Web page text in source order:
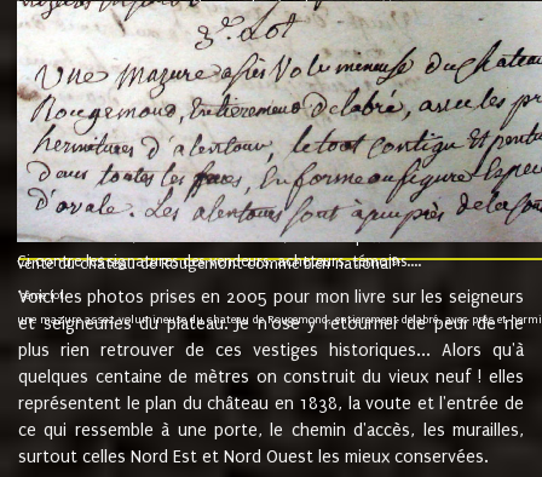
"l'an mil six cent soixante treze le ving neuvième jour du mois de
nommé fut présent Messire Claude Guillaume de Moyriat chevalier baron
vend, purement simplement et irrevocablement a monseigneur monsieur
et chavannes conseiller du roy au parlement de Bourgogne, present et
que le dit seigneur Baron de la Vellière a sur ses hommes, indivisables et
de la Velliere tout ainsi et comme le dit seigneur Baron et ses
présent......"
suivent les rentes, donation des terriers, etc... au prix de 880 livre louis
Ci contre les signatures des vendeurs, acheteurs, témoins....
vente du château de Rougemont comme bien national9.
"3ème lot
une mazure assez volumineuse du chateau de Rougemond, entierement delabré, avec près et
Voici les photos prises en 2005 pour mon livre sur les seigneurs
et seigneuries du plateau. Je n'ose y retourner de peur de ne
plus rien retrouver de ces vestiges historiques... Alors qu'à
quelques centaine de mètres on construit du vieux neuf ! elles
représentent le plan du château en 1838, la voute et l'entrée de
ce qui ressemble à une porte, le chemin d'accès, les murailles,
surtout celles Nord Est et Nord Ouest les mieux conservées.